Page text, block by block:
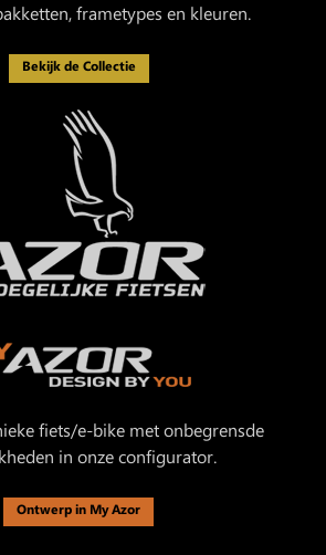
frametypes en kleuren.
Bekijk de Collectie
fiets/e-bike met onbegrensde
in onze configurator.
Ontwerp in My Azor